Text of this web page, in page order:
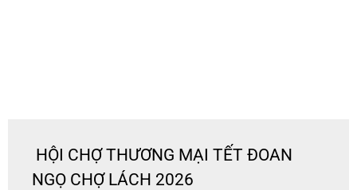
HỘI CHỢ THƯƠNG MẠI TẾT ĐOAN
NGỌ CHỢ LÁCH 2026